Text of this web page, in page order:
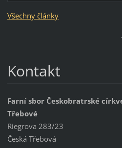
Všechny články
Kontakt
Farní sbor Českobratrské
Třebové
Riegrova 283/23
Česká Třebová